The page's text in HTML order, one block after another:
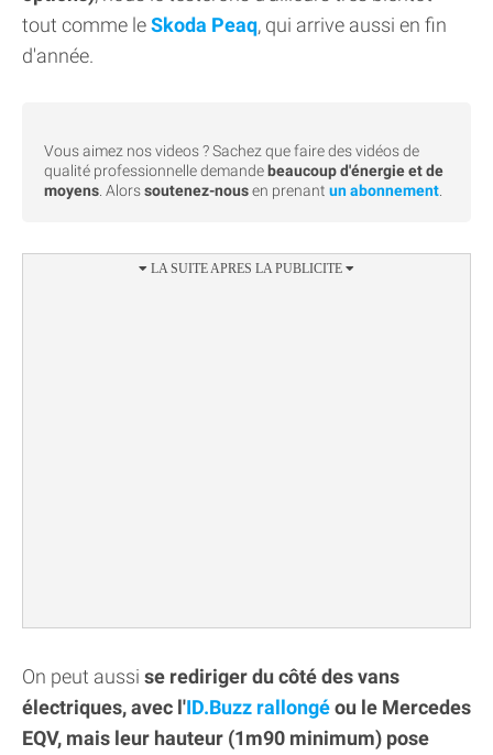
tout comme leSkoda Peaq, qui arrive aussi en fin
d'année.
Vous aimez nos videos ? Sachez que faire des vidéos de
qualité professionnelle demande beaucoup d'énergie et de
moyens . Alorssoutenez-nousen prenant un abonnement
On peut aussi se rediriger du côté des vans
électriques, avec l'ID.Buzz rallongéou le Mercedes
EQV, mais leur hauteur (1m90 minimum) pose